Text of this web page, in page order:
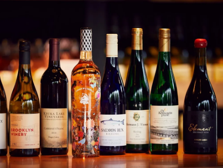
お知らせ
トップ
偏愛コミュニティ
投稿
偏愛記事